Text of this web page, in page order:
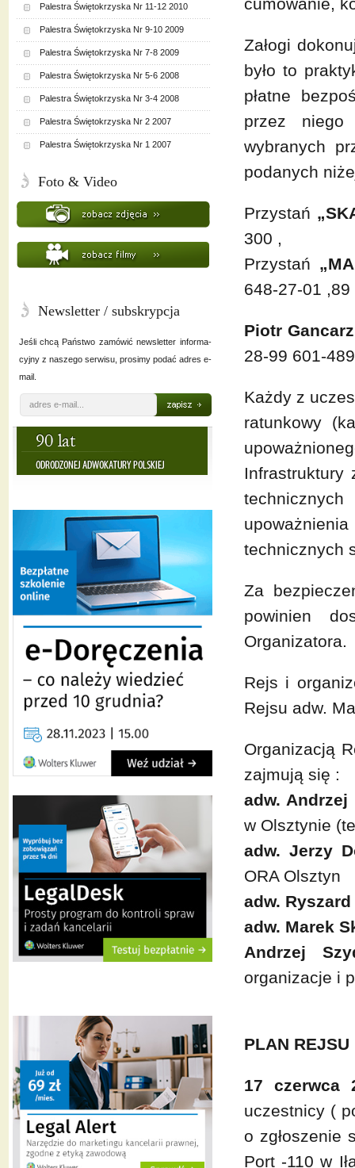
Załogi
było to
płatne
przez
wybranych
podanych
Przystań
300 ,
Przystań
648-27-01
Piotr Gancarz
28-99 601-
Każdy z
ratunkowy
technicznych
Za
powinien
Organizatora.
Rejs i
Rejsu adw.
Organizacją
zajmują się :
adw.
w Olsztynie
adw. Jerzy
ORA Olsztyn
adw.
adw. Marek
Andrzej
organizacje i
PLAN REJSU
17
uczestnicy (
o zgłoszenie
Port -110 w
Palestra Świętokrzyska Nr 11-12 2010
Palestra Świętokrzyska Nr 9-10 2009
Palestra Świętokrzyska Nr 7-8 2009
Palestra Świętokrzyska Nr 5-6 2008
Palestra Świętokrzyska Nr 3-4 2008
Palestra Świętokrzyska Nr 2 2007
Palestra Świętokrzyska Nr 1 2007
Foto & Video
Newsletter / subskrypcja
Jeśli chcą Państwo zamówić newsletter informa-
cyjny z naszego serwisu, prosimy podać adres e-
mail.